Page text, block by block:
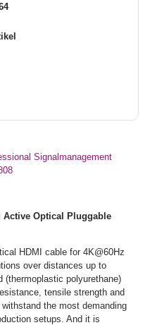
Signalmanagement
Active Optical Pluggable
HDMI cable for 4K@60Hz
over distances up to
(thermoplastic polyurethane)
tensile strength and
the most demanding
setups. And it is